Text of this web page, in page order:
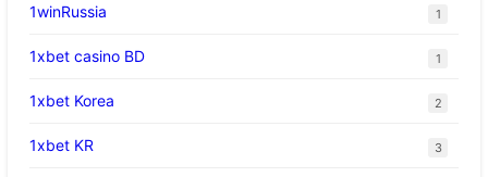
1winRussia 1
1xbet casino BD 1
1xbet Korea 2
1xbet KR 3